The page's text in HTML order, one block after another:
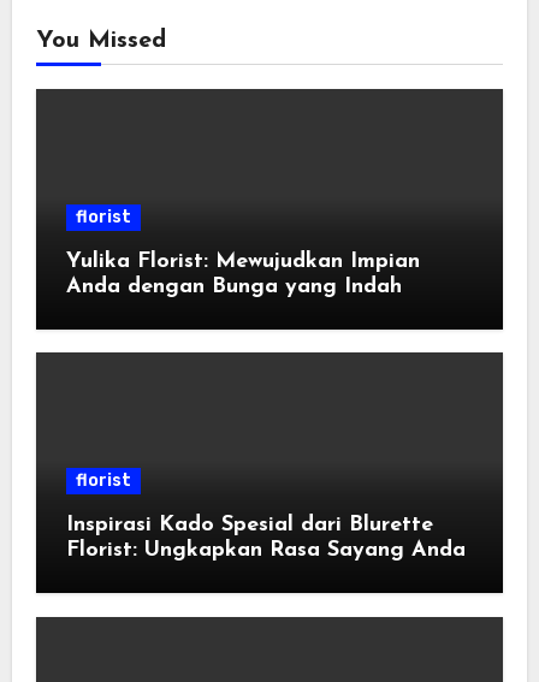
You Missed
florist
Yulika Florist: Mewujudkan Impian
Anda dengan Bunga yang Indah
florist
Inspirasi Kado Spesial dari Blurette
Florist: Ungkapkan Rasa Sayang Anda